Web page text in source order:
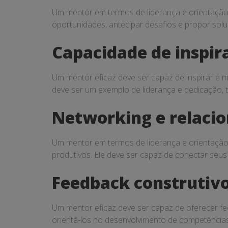
orientação
Um mentor em termos de liderança e
oportunidades, antecipar desafios e propor
Capacidade de
Um mentor eficaz deve ser capaz de inspirar e
deve ser um exemplo de liderança e
Networking e
Um mentor em termos de liderança e
produtivos. Ele deve ser capaz de conectar
Feedback
Um mentor eficaz deve ser capaz de oferecer
orientá-los no desenvolvimento de